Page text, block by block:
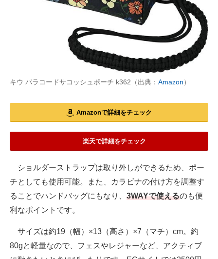
キウ パラコードサコッシュポーチ k362（出典： Amazon）
Amazonで詳細をチェック
楽天で詳細をチェック
ショルダーストラップは取り外しができるため、ポー
チとしても使用可能。また、カラビナの付け方を調整す
ることでハンドバッグにもなり、 3WAYで使えるのも便
利なポイントです。
サイズは約19（幅）×13（高さ）×7（マチ）cm。約
80gと軽量なので、フェスやレジャーなど、アクティブ